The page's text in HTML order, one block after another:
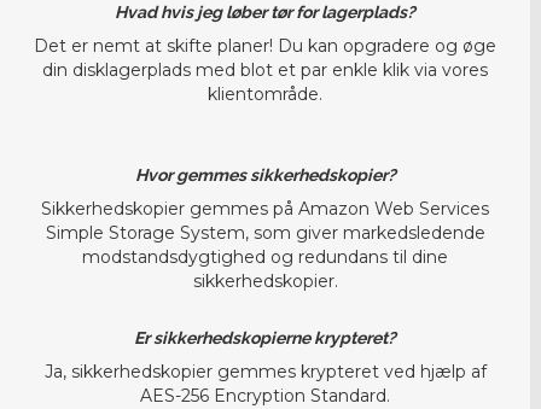
Hvad hvis jeg løber tør for lagerplads?
Det er nemt at skifte planer! Du kan opgradere og øge
din disklagerplads med blot et par enkle klik via vores
klientområde.
Hvor gemmes sikkerhedskopier?
Sikkerhedskopier gemmes på Amazon Web Services
Simple Storage System, som giver markedsledende
modstandsdygtighed og redundans til dine
sikkerhedskopier.
Er sikkerhedskopierne krypteret?
Ja, sikkerhedskopier gemmes krypteret ved hjælp af
AES-256 Encryption Standard.